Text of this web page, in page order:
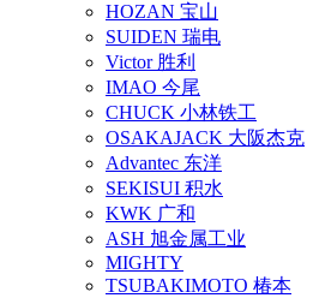
HOZAN 宝山
SUIDEN 瑞电
Victor 胜利
IMAO 今尾
CHUCK 小林铁工
OSAKAJACK 大阪杰克
Advantec 东洋
SEKISUI 积水
KWK 广和
ASH 旭金属工业
MIGHTY
TSUBAKIMOTO 椿本